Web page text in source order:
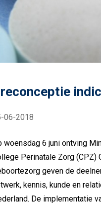
06-2018
woensdag 6 juni ontving
Perinatale Zorg (CPZ)
geven de
kennis, kunde en
De implementatie